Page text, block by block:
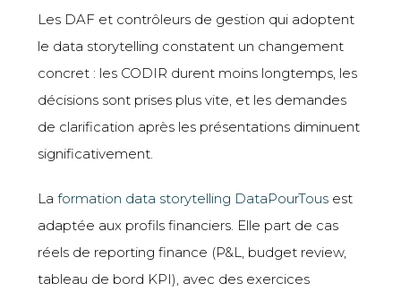
Les DAF et contrôleurs de gestion qui adoptent
le data storytelling constatent un changement
concret : les CODIR durent moins longtemps, les
décisions sont prises plus vite, et les demandes
de clarification après les présentations diminuent
significativement.
Laformation data storytelling DataPourTous est
adaptée aux profils financiers. Elle part de cas
réels de reporting finance (P&L, budget review,
tableau de bord KPI), avec des exercices